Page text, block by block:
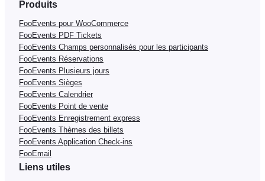
Produits
FooEvents pour WooCommerce
FooEvents PDF Tickets
FooEvents Champs personnalisés pour les participants
FooEvents Réservations
FooEvents Plusieurs jours
FooEvents Sièges
FooEvents Calendrier
FooEvents Point de vente
FooEvents Enregistrement express
FooEvents Thèmes des billets
FooEvents Application Check-ins
FooEmail
Liens utiles